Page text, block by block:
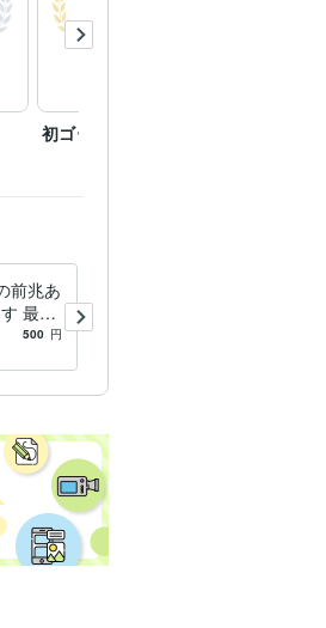
初ゴールドランク
前兆あ
最安
エネル
500 円